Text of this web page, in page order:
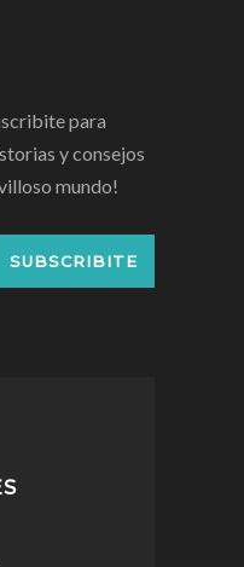
para
y consejos
mundo!